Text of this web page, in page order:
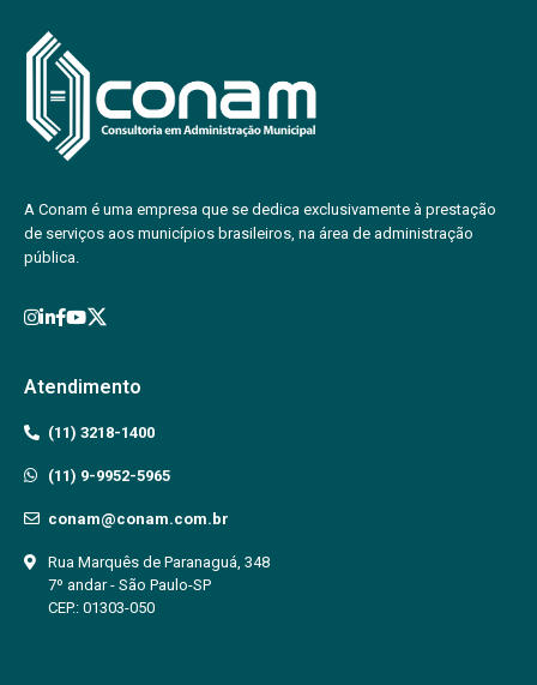
A Conam é uma empresa que se dedica exclusivamente à prestação
de serviços aos municípios brasileiros, na área de administração
pública.
Atendimento
(11) 3218-1400
(11) 9-9952-5965
conam@conam.com.br
Rua Marquês de Paranaguá, 348
7º andar - São Paulo-SP
CEP.: 01303-050